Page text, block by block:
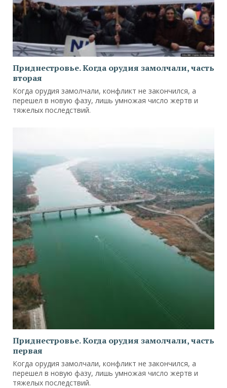
Приднестровье. Когда орудия замолчали, часть
вторая
Когда орудия замолчали, конфликт не закончился, а
перешел в новую фазу, лишь умножая число жертв и
тяжелых последствий.
Приднестровье. Когда орудия замолчали, часть
первая
Когда орудия замолчали, конфликт не закончился, а
перешел в новую фазу, лишь умножая число жертв и
тяжелых последствий.